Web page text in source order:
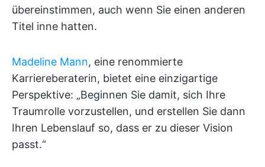
übereinstimmen, auch wenn Sie einen anderen
Titel inne hatten.
Madeline Mann, eine renommierte
Karriereberaterin, bietet eine einzigartige
Perspektive: „Beginnen Sie damit, sich Ihre
Traumrolle vorzustellen, und erstellen Sie dann
Ihren Lebenslauf so, dass er zu dieser Vision
passt.“